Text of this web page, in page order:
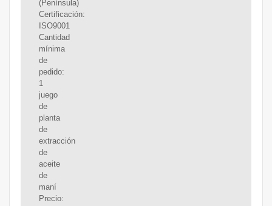
(Península)
Certificación:
ISO9001
Cantidad
mínima
de
pedido:
1
juego
de
planta
de
extracción
de
aceite
de
maní
Precio: